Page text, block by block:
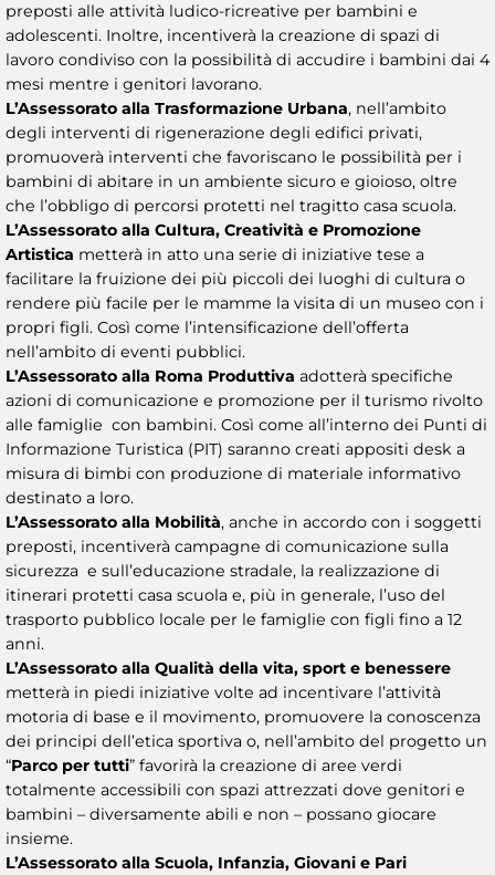
preposti alle attività ludico-ricreative per bambini e
adolescenti. Inoltre, incentiverà la creazione di spazi di
lavoro condiviso con la possibilità di accudire i bambini dai 4
mesi mentre i genitori lavorano.
L’Assessorato alla Trasformazione Urbana, nell’ambito
degli interventi di rigenerazione degli edifici privati,
promuoverà interventi che favoriscano le possibilità per i
bambini di abitare in un ambiente sicuro e gioioso, oltre
che l’obbligo di percorsi protetti nel tragitto casa scuola.
L’Assessorato alla Cultura, Creatività e Promozione
Artistica metterà in atto una serie di iniziative tese a
facilitare la fruizione dei più piccoli dei luoghi di cultura o
rendere più facile per le mamme la visita di un museo con i
propri figli. Così come l’intensificazione dell’offerta
nell’ambito di eventi pubblici.
L’Assessorato alla Roma Produttiva adotterà specifiche
azioni di comunicazione e promozione per il turismo rivolto
alle famiglie con bambini. Così come all’interno dei Punti di
Informazione Turistica (PIT) saranno creati appositi desk a
misura di bimbi con produzione di materiale informativo
destinato a loro.
L’Assessorato alla Mobilità, anche in accordo con i soggetti
preposti, incentiverà campagne di comunicazione sulla
sicurezza e sull’educazione stradale, la realizzazione di
itinerari protetti casa scuola e, più in generale, l’uso del
trasporto pubblico locale per le famiglie con figli fino a 12
anni.
L’Assessorato alla Qualità della vita, sport e benessere
metterà in piedi iniziative volte ad incentivare l’attività
motoria di base e il movimento, promuovere la conoscenza
dei principi dell’etica sportiva o, nell’ambito del progetto un
“Parco per tutti” favorirà la creazione di aree verdi
totalmente accessibili con spazi attrezzati dove genitori e
bambini – diversamente abili e non – possano giocare
insieme.
L’Assessorato alla Scuola, Infanzia, Giovani e Pari